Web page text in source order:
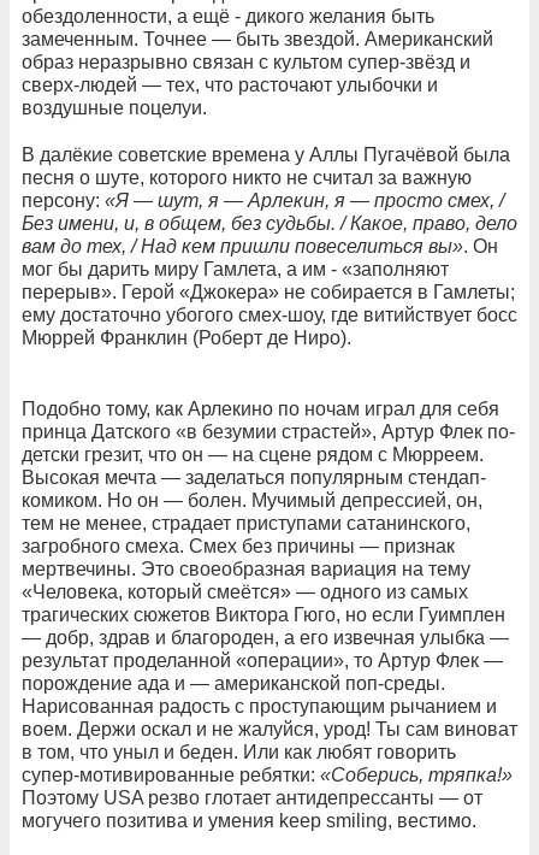
обездоленности, а ещё - дикого желания быть
замеченным. Точнее — быть звездой. Американский
образ неразрывно связан с культом супер-звёзд и
сверх-людей — тех, что расточают улыбочки и
воздушные поцелуи.
В далёкие советские времена у Аллы Пугачёвой была
песня о шуте, которого никто не считал за важную
персону: «Я — шут, я — Арлекин, я — просто смех, /
Без имени, и, в общем, без судьбы. /Какое, право, дело
вам до тех, /Над кем пришли повеселиться вы». Он
мог бы дарить миру Гамлета, а им - «заполняют
перерыв». Герой «Джокера» не собирается в Гамлеты;
ему достаточно убогого смех-шоу, где витийствует босс
Мюррей Франклин (Роберт де Ниро).
Подобно тому, как Арлекино по ночам играл для себя
принца Датского «в безумии страстей», Артур Флек по-
детски грезит, что он — на сцене рядом с Мюрреем.
Высокая мечта — заделаться популярным стендап-
комиком. Но он — болен. Мучимый депрессией, он,
тем не менее, страдает приступами сатанинского,
загробного смеха. Смех без причины — признак
мертвечины. Это своеобразная вариация на тему
«Человека, который смеётся» — одного из самых
трагических сюжетов Виктора Гюго, но если Гуимплен
— добр, здрав и благороден, а его извечная улыбка —
результат проделанной «операции», то Артур Флек —
порождение ада и — американской поп-среды.
Нарисованная радость с проступающим рычанием и
воем. Держи оскал и не жалуйся, урод! Ты сам виноват
в том, что уныл и беден. Или как любят говорить
супер-мотивированные ребятки: «Соберись, тряпка!»
Поэтому USA резво глотает антидепрессанты — от
могучего позитива и умения keep smiling, вестимо.